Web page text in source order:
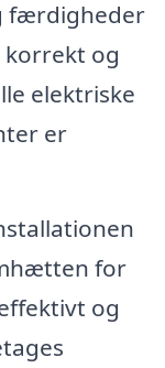
færdigheder
og
elektriske
er
for
og